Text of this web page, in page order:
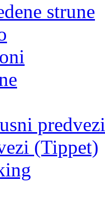
strune
predvezi
(Tippet)